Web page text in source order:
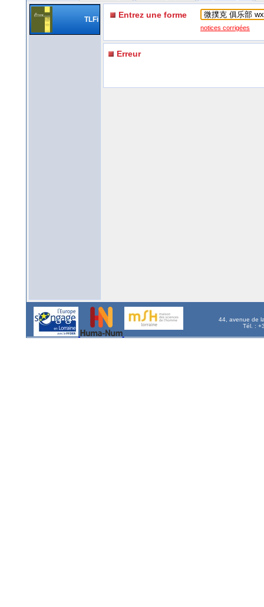
TLFi Entrez une forme
notices corrigées
Erreur
44, avenue de
Tél. :